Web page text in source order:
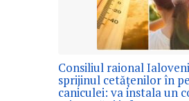
Consiliul raional
sprijinul cetățenilor în
caniculei: va instala un